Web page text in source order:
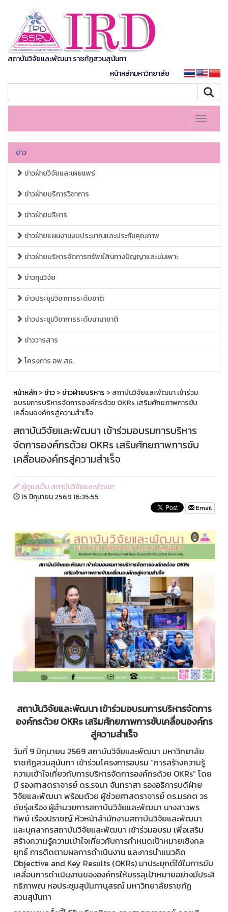
สถาบันวิจัยและพัฒนา ราชภัฏสวนสุนันทา
หน้าหลักมหาวิทยาลัย
Toggle
ข่าว
ข่าวฝ่ายวิจัยและเผยแพร่
ข่าวฝ่ายบริการวิชาการ
ข่าวฝ่ายบริหาร
ข่าวฝ่ายแผนงานงบประมาณและประกันคุณภาพ
ข่าวฝ่ายบริหารจัดการทรัพย์สินทางปัญญาและบ่มเพาะ
ข่าวทุนวิจัย
ข่าวประชุมวิชาการระดับชาติ
ข่าวประชุมวิชาการระดับนานาชาติ
ข่าววารสาร
โครงการ อพ.สธ.
หน้าหลัก>ข่าว>ข่าวฝ่ายบริหาร > สถาบันวิจัยและพัฒนา เข้าร่วม
อบรมการบริหารจัดการองค์กรด้วย OKRs เสริมศักยภาพการขับ
เคลื่อนองค์กรสู่ความสำเร็จ
สถาบันวิจัยและพัฒนา เข้าร่วมอบรมการบริหาร
จัดการองค์กรด้วย OKRs เสริมศักยภาพการขับ
เคลื่อนองค์กรสู่ความสำเร็จ
ผู้ดูแลเว็บ สถาบันวิจัยและพัฒนา
15 มิถุนายน 2569 16:35:55
Email
สถาบันวิจัยและพัฒนา เข้าร่วมอบรมการบริหารจัดการ
องค์กรด้วย OKRs เสริมศักยภาพการขับเคลื่อนองค์กร
สู่ความสำเร็จ
วันที่ 9 มิถุนายน 2569 สถาบันวิจัยและพัฒนา มหาวิทยาลัย
ราชภัฏสวนสุนันทา เข้าร่วมโครงการอบรม “การสร้างความรู้
ความเข้าใจเกี่ยวกับการบริหารจัดการองค์กรด้วย OKRs” โดย
มี รองศาสตราจารย์ ดร.รจนา จันทราสา รองอธิการบดีฝ่าย
วิจัยและพัฒนา พร้อมด้วย ผู้ช่วยศาสตราจารย์ ดร.มรกต วร
ชัยรุ่งเรือง ผู้อำนวยการสถาบันวิจัยและพัฒนา นางสาวพร
ทิพย์ เรืองปราชญ์ หัวหน้าสำนักงานสถาบันวิจัยและพัฒนา
และบุคลากรสถาบันวิจัยและพัฒนา เข้าร่วมอบรม เพื่อเสริม
สร้างความรู้ความเข้าใจเกี่ยวกับการกำหนดเป้าหมายเชิงกล
ยุทธ์ การติดตามผลการดำเนินงาน และการนำแนวคิด
Objective and Key Results (OKRs) มาประยุกต์ใช้ในการขับ
เคลื่อนการดำเนินงานขององค์กรให้บรรลุเป้าหมายอย่างมีประสิ
ทธิภาพณ หอประชุมสุนันทานุสรณ์ มหาวิทยาลัยราชภัฏ
สวนสุนันทา